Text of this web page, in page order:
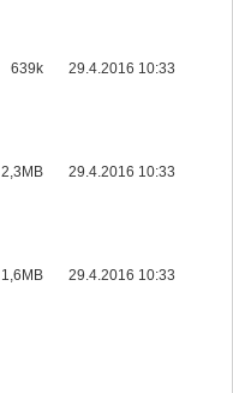
639k 29.4.2016 10:33
2,3MB 29.4.2016 10:33
1,6MB 29.4.2016 10:33